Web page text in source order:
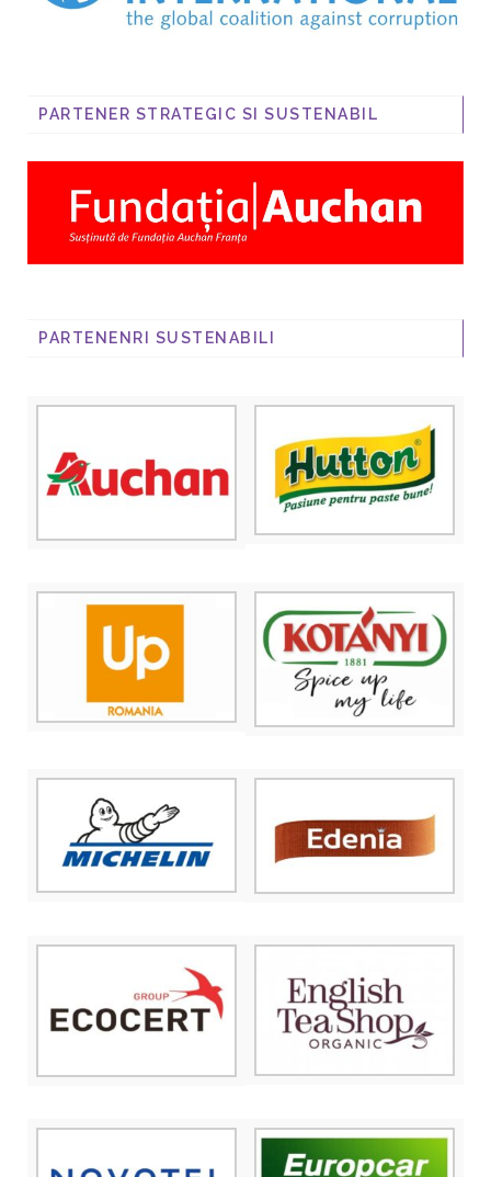
PARTENER STRATEGIC SI SUSTENABIL
PARTENENRI SUSTENABILI